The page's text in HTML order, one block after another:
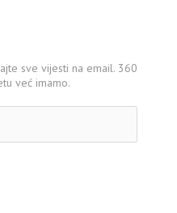
sve vijesti na email. 360
već imamo.